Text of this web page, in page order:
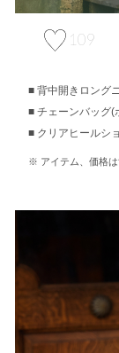
109
背中開きロング
チェーンバッグ(
クリアヒールシ
アイテム、価格